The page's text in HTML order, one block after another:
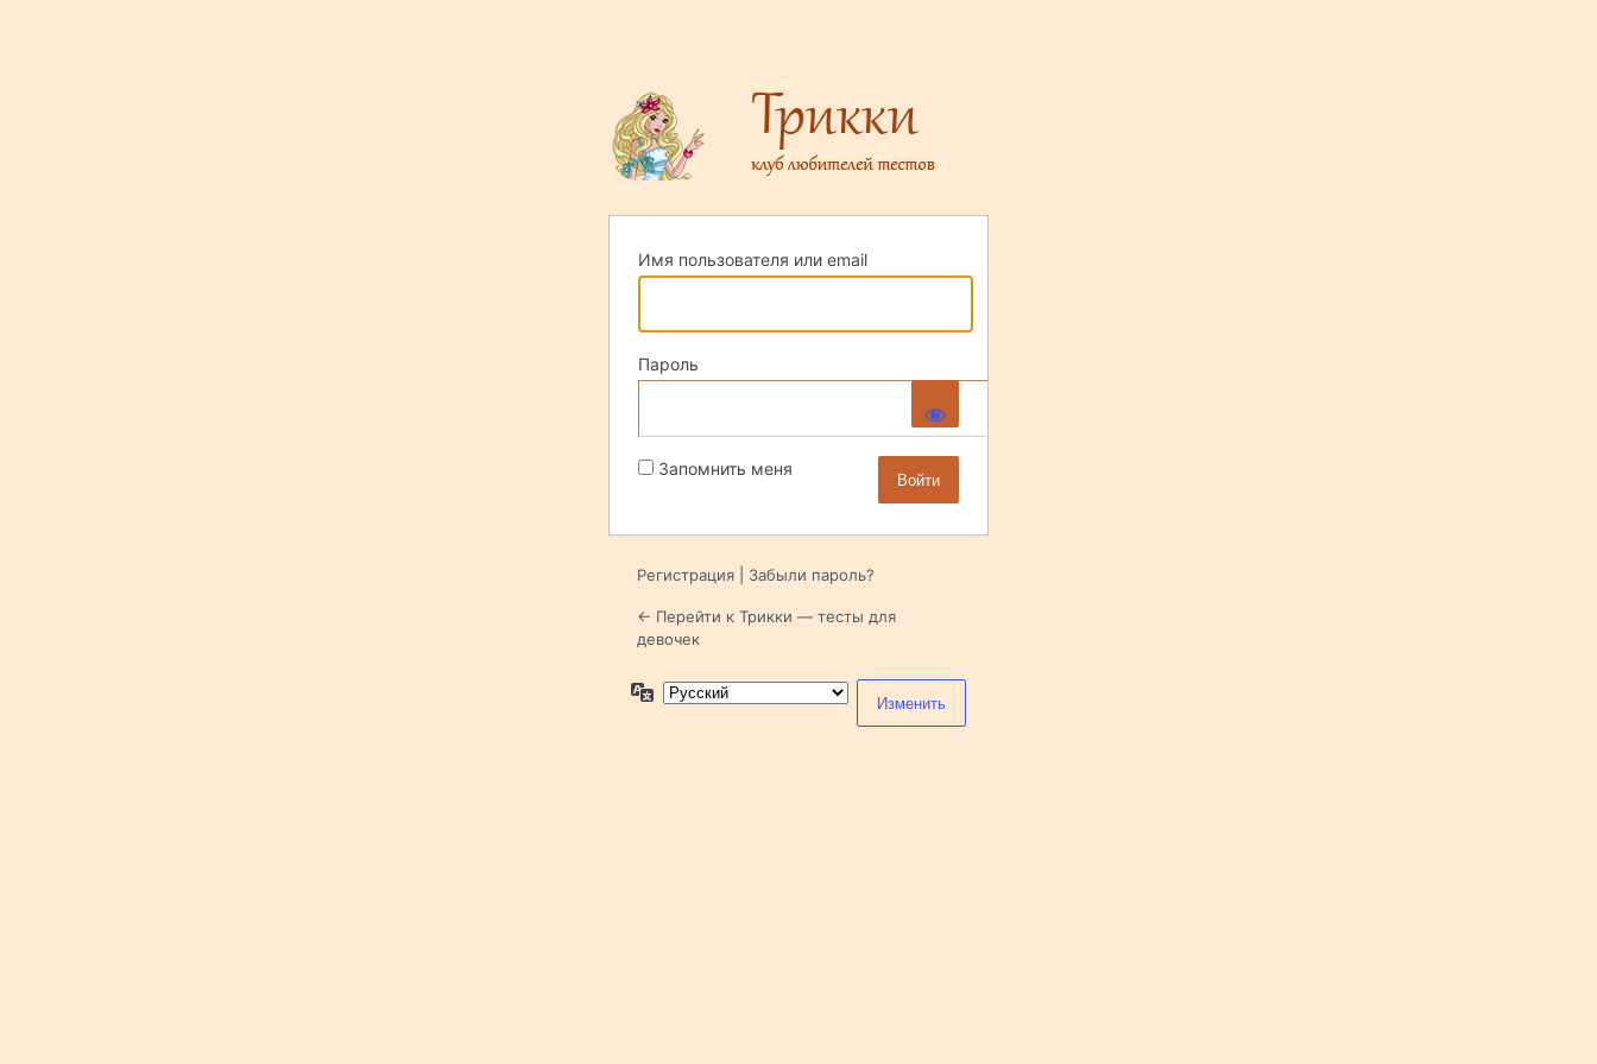
Имя пользователя или email
Пароль
Запомнить меня
Регистрация Забыли пароль?
← Перейти к Трикки — тесты для
девочек
Язык